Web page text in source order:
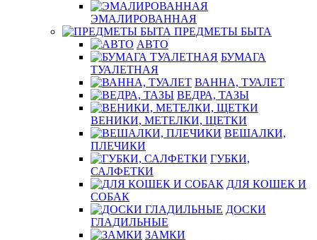
ЭМАЛИРОВАННАЯ
ПРЕДМЕТЫ БЫТА
АВТО
БУМАГА
ТУАЛЕТНАЯ
ВАННА, ТУАЛЕТ
ВЕДРА, ТАЗЫ
ВЕНИКИ, МЕТЕЛКИ, ЩЕТКИ
ВЕШАЛКИ,
ПЛЕЧИКИ
ГУБКИ,
САЛФЕТКИ
ДЛЯ КОШЕК И
СОБАК
ДОСКИ
ГЛАДИЛЬНЫЕ
ЗАМКИ